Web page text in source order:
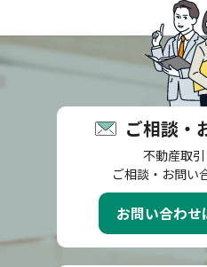
ご相談・
不動産取
ご相談・お問い
お問い合わせ